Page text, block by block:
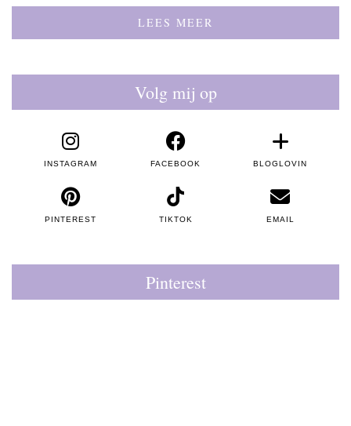
LEES MEER
Volg mij op
INSTAGRAM FACEBOOK BLOGLOVIN
PINTEREST TIKTOK EMAIL
Pinterest